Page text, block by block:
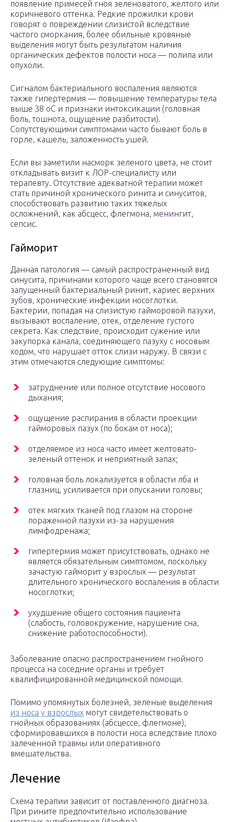
появление примесей гноя зеленоватого, желтого или
коричневого оттенка. Редкие прожилки крови
говорят о повреждении слизистой вследствие
частого сморкания, более обильные кровяные
выделения могут быть результатом наличия
органических дефектов полости носа — полипа или
опухоли.
Сигналом бактериального воспаления являются
также гипертермия — повышение температуры тела
выше 38 оС и признаки интоксикации (головная
боль, тошнота, ощущение разбитости).
Сопутствующими симптомами часто бывают боль в
горле, кашель, заложенность ушей.
Если вы заметили насморк зеленого цвета, не стоит
откладывать визит к ЛОР-специалисту или
терапевту. Отсутствие адекватной терапии может
стать причиной хронического ринита и синуситов,
способствовать развитию таких тяжелых
осложнений, как абсцесс, флегмона, менингит,
сепсис.
Гайморит
Данная патология — самый распространенный вид
синусита, причинами которого чаще всего становятся
запущенный бактериальный ринит, кариес верхних
зубов, хронические инфекции носоглотки.
Бактерии, попадая на слизистую гайморовой пазухи,
вызывают воспаление, отек, отделение густого
секрета. Как следствие, происходит сужение или
закупорка канала, соединяющего пазуху с носовым
ходом, что нарушает отток слизи наружу. В связи с
этим отмечаются следующие симптомы:
затруднение или полное отсутствие носового
дыхания;
ощущение распирания в области проекции
гайморовых пазух (по бокам от носа);
отделяемое из носа часто имеет желтовато-
зеленый оттенок и неприятный запах;
головная боль локализуется в области лба и
глазниц, усиливается при опускании головы;
отек мягких тканей под глазом на стороне
пораженной пазухи из-за нарушения
лимфодренажа;
гипертермия может присутствовать, однако не
является обязательным симптомом, поскольку
зачастую гайморит у взрослых — результат
длительного хронического воспаления в области
носоглотки;
ухудшение общего состояния пациента
(слабость, головокружение, нарушение сна,
снижение работоспособности).
Заболевание опасно распространением гнойного
процесса на соседние органы и требует
квалифицированной медицинской помощи.
Помимо упомянутых болезней, зеленые выделения
из носа у взрослых могут свидетельствовать о
гнойных образованиях (абсцессе, флегмоне),
сформировавшихся в полости носа вследствие плохо
залеченной травмы или оперативного
вмешательства.
Лечение
Схема терапии зависит от поставленного диагноза.
При рините предпочтительно использование